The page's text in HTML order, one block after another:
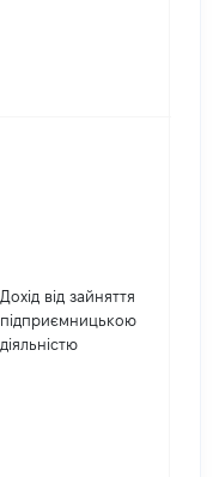
Дохід від зайняття
підприємницькою
діяльністю